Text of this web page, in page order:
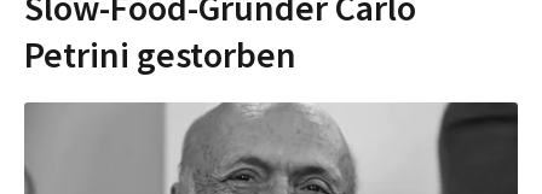
Petrini gestorben